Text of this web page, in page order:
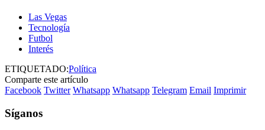
Las Vegas
Tecnología
Futbol
Interés
ETIQUETADO:Política
Comparte este artículo
Facebook Twitter Whatsapp Whatsapp Telegram Email Imprimir
Síganos